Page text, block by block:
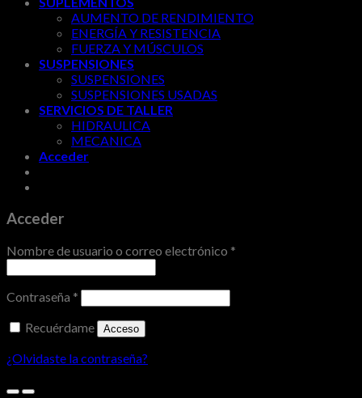
AUMENTO DE RENDIMIENTO
ENERGÍA Y RESISTENCIA
FUERZA Y MÚSCULOS
SUSPENSIONES
SUSPENSIONES
SUSPENSIONES USADAS
SERVICIOS DE TALLER
HIDRAULICA
MECANICA
Acceder
Acceder
Nombre de usuario o correo electrónico *
Contraseña *
Recuérdame
Acceso
¿Olvidaste la contraseña?